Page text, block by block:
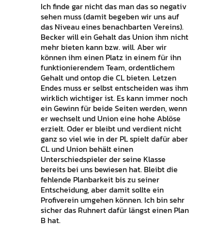
Ich finde gar nicht das man das so negativ
sehen muss (damit begeben wir uns auf
das Niveau eines benachbarten Vereins).
Becker will ein Gehalt das Union ihm nicht
mehr bieten kann bzw. will. Aber wir
können ihm einen Platz in einem für ihn
funktionierendem Team, ordentlichem
Gehalt und ontop die CL bieten. Letzen
Endes muss er selbst entscheiden was ihm
wirklich wichtiger ist. Es kann immer noch
ein Gewinn für beide Seiten werden, wenn
er wechselt und Union eine hohe Ablöse
erzielt. Oder er bleibt und verdient nicht
ganz so viel wie in der PL spielt dafür aber
CL und Union behält einen
Unterschiedspieler der seine Klasse
bereits bei uns bewiesen hat. Bleibt die
fehlende Planbarkeit bis zu seiner
Entscheidung, aber damit sollte ein
Profiverein umgehen können. Ich bin sehr
sicher das Ruhnert dafür längst einen Plan
B hat.